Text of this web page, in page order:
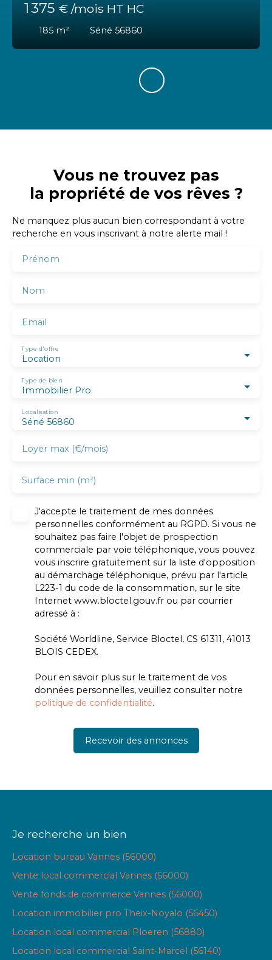
1 375 € /mois HT HC
185 m² Séné 56860
Vous ne trouvez pas
la propriété de vos rêves ?
Ne manquez plus aucun bien correspondant à votre
recherche en vous inscrivant à notre alerte mail !
Prénom
Nom
Email
Location
Type d'offre
Immobilier Pro
Type de bien
Séné 56860
Localisation
Loyer max (€/mois)
Surface min (m²)
J'accepte le traitement de mes données
personnelles conformément au RGPD. Si vous ne
souhaitez pas faire l'objet de prospection
commerciale par voie téléphonique, vous pouvez
vous inscrire gratuitement sur la liste d'opposition
au démarchage téléphonique, prévu par l'article
L223-1 du code de la consommation, sur le site
Internet www.bloctel.gouv.fr ou par courrier
adressé à :
Société Worldline, Service Bloctel, CS 61311, 41013
BLOIS CEDEX.
Pour en savoir plus sur le traitement de vos
données personnelles, veuillez consulter notre
politique de confidentialité.
Recevoir des annonces
Je recherche un bien
Location bureau Vannes (56000)
Vente local commercial Vannes (56000)
Vente fonds de commerce Vannes (56000)
Location immobilier pro Theix-Noyalo (56450)
Location local commercial Ploeren (56880)
Location local commercial Saint-Marcel (56140)